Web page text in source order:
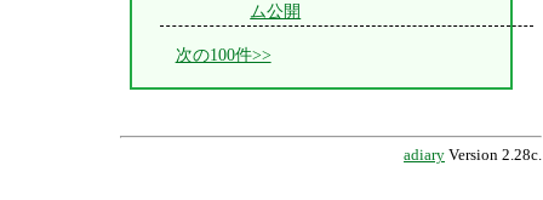
ム公開
次の100件>>
adiary Version 2.28c.